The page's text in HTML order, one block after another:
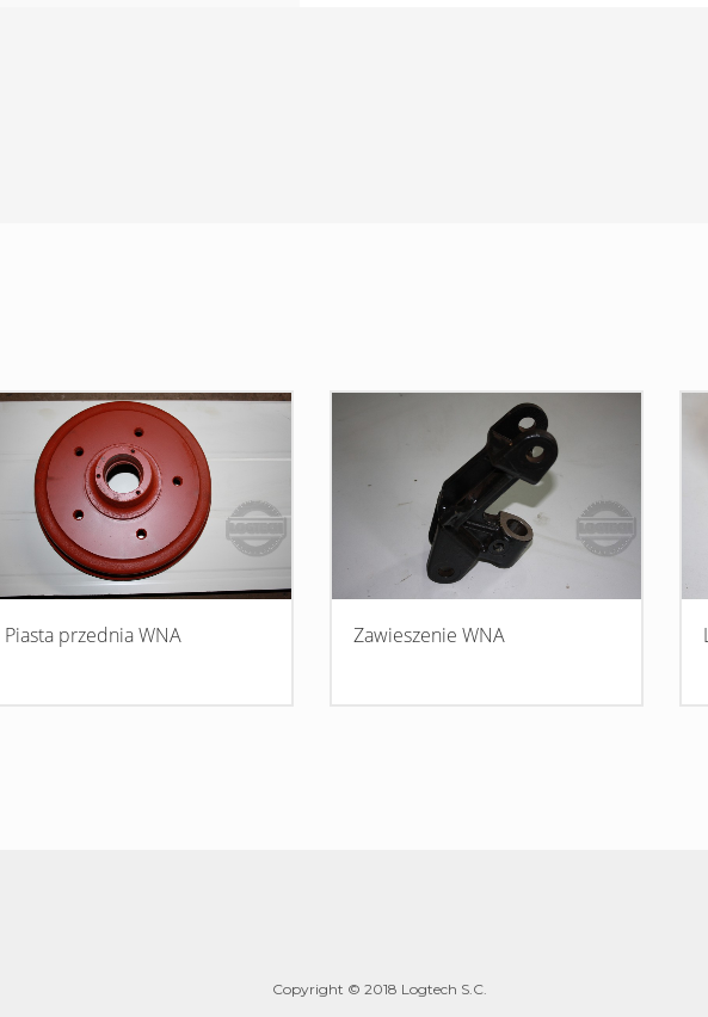
Piasta przednia WNA Zawieszenie WNA
Copyright © 2018 Logtech S.C.